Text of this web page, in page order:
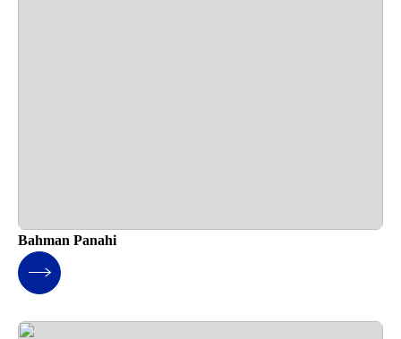
Bahman Panahi